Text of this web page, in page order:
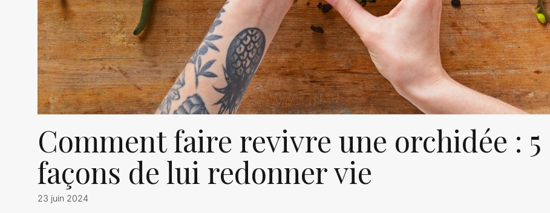
Comment faire revivre une orchidée : 5
façons de lui redonner vie
23 juin 2024